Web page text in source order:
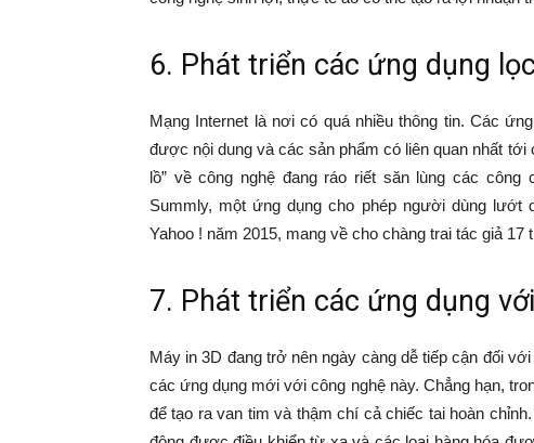
6. Phát triển các ứng dụng
Mạng Internet là nơi có quá nhiều thông tin. Các
được nội dung và các sản phẩm có liên quan nhất
lồ” về công nghệ đang ráo riết săn lùng các
Summly, một ứng dụng cho phép người dùng
Yahoo ! năm 2015, mang về cho chàng trai tác giả 17
7. Phát triển các ứng dụng
Máy in 3D đang trở nên ngày càng dễ tiếp cận đối
các ứng dụng mới với công nghệ này. Chẳng hạn,
để tạo ra van tim và thậm chí cả chiếc tai hoàn